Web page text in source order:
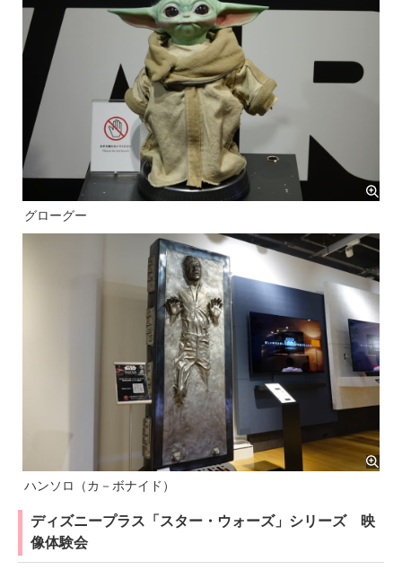
グローグー
ハンソロ（カ－ボナイド）
ディズニープラス「スター・ウォーズ」シリーズ 映
像体験会